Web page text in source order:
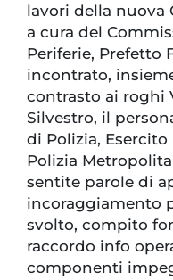
lavori della nuova
a cura del
Periferie, Prefetto
incontrato,
contrasto ai roghi
Silvestro, il
di Polizia,
Polizia
sentite parole di
incoraggiamento
svolto, compito
raccordo info
componenti